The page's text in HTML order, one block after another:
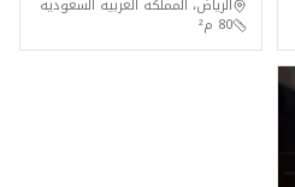
80 م²